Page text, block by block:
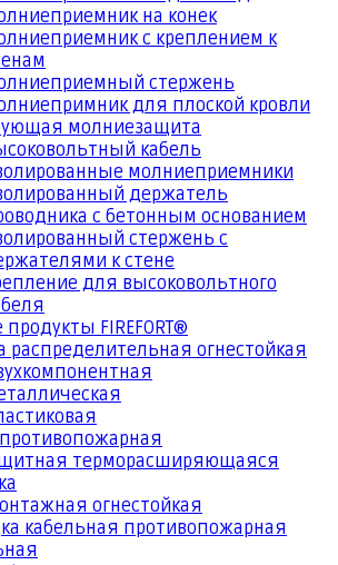
на конек
с креплением к
стержень
для плоской кровли
молниезащита
кабель
молниеприемники
держатель
с бетонным основанием
стержень с
к стене
для высоковольтного
FIREFORT®
распределительная огнестойкая
терморасширяющаяся
огнестойкая
кабельная противопожарная